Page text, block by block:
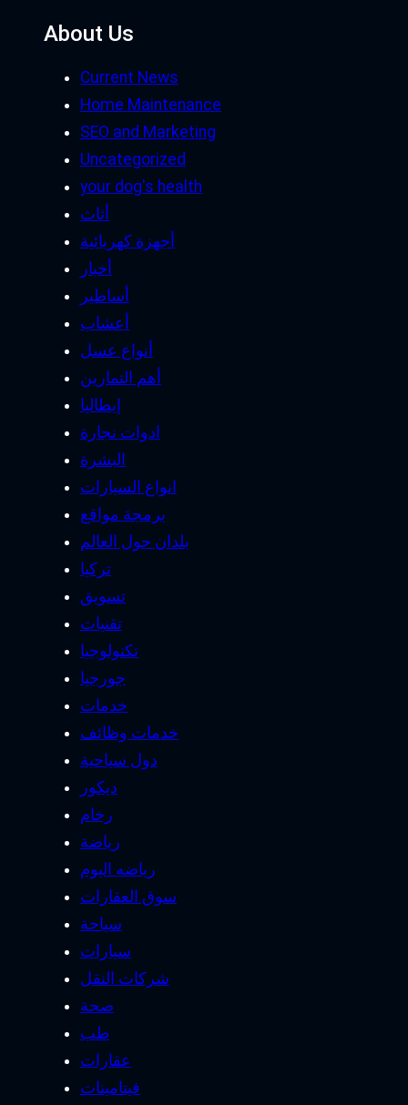
About Us
Current News
Home Maintenance
SEO and Marketing
Uncategorized
your dog's health
أثاث
أجهزة كهربائية
أخبار
أساطير
أعشاب
أنواع عسل
أهم التمارين
إيطاليا
ادوات نجارة
البشرة
انواع السيارات
برمجة مواقع
بلدان حول العالم
تركيا
تسويق
تقنيات
تكنولوجيا
جورجيا
خدمات
خدمات وظائف
دول سياحية
ديكور
رخام
رياضة
رياضه اليوم
سوق العقارات
سياحة
سيارات
شركات النقل
صحة
طب
عقارات
فيتامينات